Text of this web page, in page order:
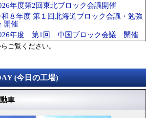
年度第2回東北ブロック会議開催
和８年度 第１回北海道ブロック会議・勉強
開催
年度 第1回 中国ブロック会議 開催
ご覧ください。
(今日の工場)
車